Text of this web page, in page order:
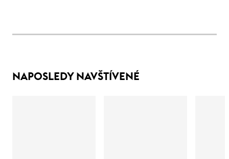
NAPOSLEDY NAVŠTÍVENÉ